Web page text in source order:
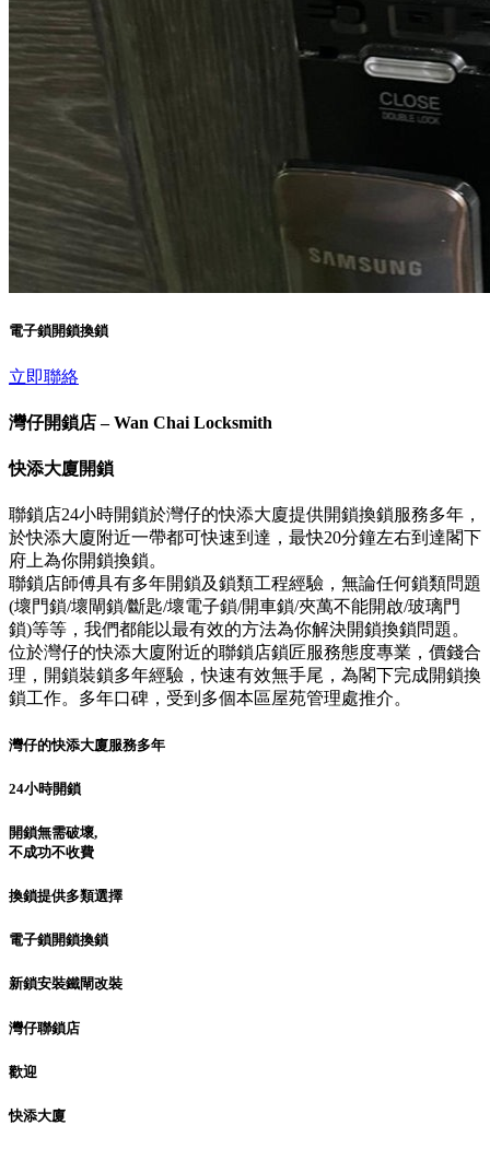
電子鎖開鎖換鎖
立即聯絡
灣仔開鎖店 – Wan Chai Locksmith
快添大廈開鎖
聯鎖店24小時開鎖於灣仔的快添大廈提供開鎖換鎖服務多年，
於快添大廈附近一帶都可快速到達，最快20分鐘左右到達閣下
府上為你開鎖換鎖。
聯鎖店師傅具有多年開鎖及鎖類工程經驗，無論任何鎖類問題
(壞門鎖/壞閘鎖/斷匙/壞電子鎖/開車鎖/夾萬不能開啟/玻璃門
鎖)等等，我們都能以最有效的方法為你解決開鎖換鎖問題。
位於灣仔的快添大廈附近的聯鎖店鎖匠服務態度專業，價錢合
理，開鎖裝鎖多年經驗，快速有效無手尾，為閣下完成開鎖換
鎖工作。多年口碑，受到多個本區屋苑管理處推介。
灣仔的快添大廈服務多年
24小時開鎖
開鎖無需破壞,
不成功不收費
換鎖提供多類選擇
電子鎖開鎖換鎖
新鎖安裝鐵閘改裝
灣仔聯鎖店
歡迎
快添大廈